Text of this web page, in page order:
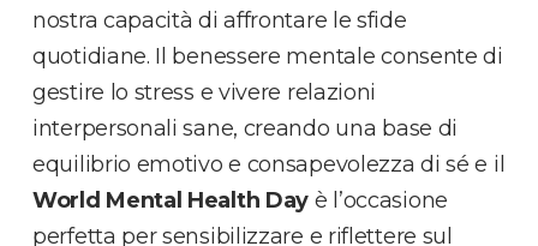
nostra capacità di affrontare le sfide
quotidiane. Il benessere mentale consente di
gestire lo stress e vivere relazioni
interpersonali sane, creando una base di
equilibrio emotivo e consapevolezza di sé e il
World Mental Health Day è l’occasione
perfetta per sensibilizzare e riflettere sul